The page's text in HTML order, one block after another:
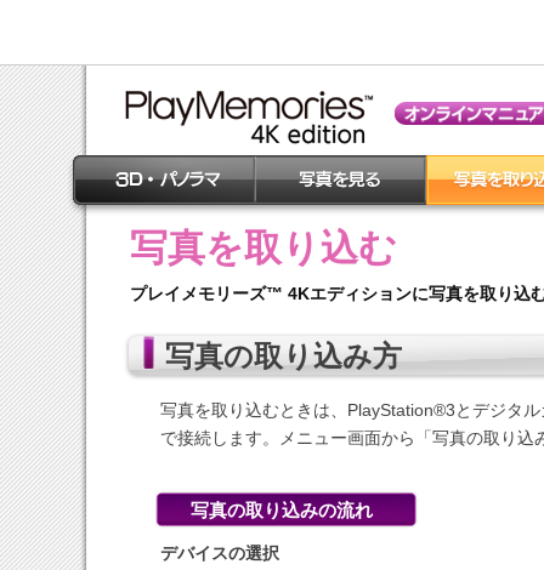
写真を取り込む
プレイメモリーズ™ 4Kエディションに写真を取り込
写真の取り込み方
写真を取り込むときは、PlayStation®3とデジタ
で接続します。メニュー画面から「写真の取り
写真の取り込みの流れ
デバイスの選択